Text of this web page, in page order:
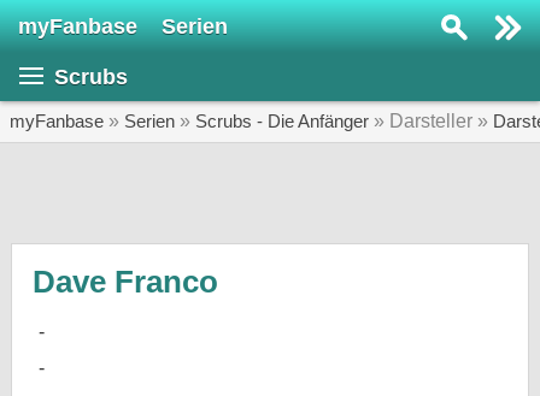
myFanbase Serien
Scrubs
myFanbase » Serien » Scrubs - Die Anfänger » Darsteller »
Dave Franco
SERIEN